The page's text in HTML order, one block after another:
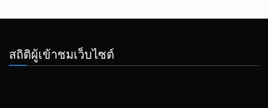
สถิติผู้เข้าชมเว็บไซต์